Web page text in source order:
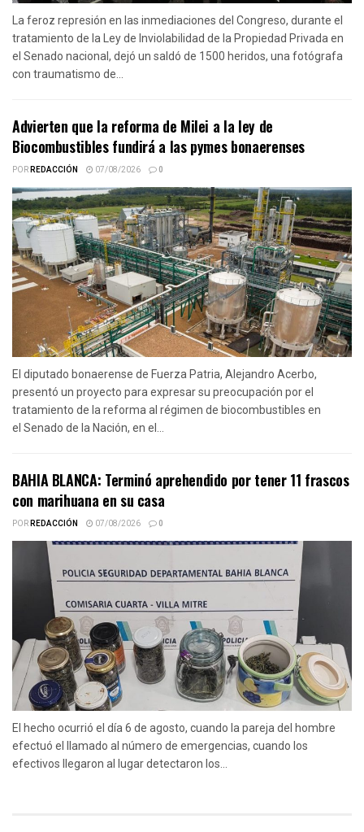
La feroz represión en las inmediaciones del Congreso, durante el
tratamiento de la Ley de Inviolabilidad de la Propiedad Privada en
el Senado nacional, dejó un saldó de 1500 heridos, una fotógrafa
con traumatismo de...
Advierten que la reforma de Milei a la ley de
Biocombustibles fundirá a las pymes bonaerenses
PORREDACCIÓN 07/08/2026 0
El diputado bonaerense de Fuerza Patria, Alejandro Acerbo,
presentó un proyecto para expresar su preocupación por el
tratamiento de la reforma al régimen de biocombustibles en
el Senado de la Nación, en el...
BAHIA BLANCA: Terminó aprehendido por tener 11 frascos
con marihuana en su casa
PORREDACCIÓN 07/08/2026 0
El hecho ocurrió el día 6 de agosto, cuando la pareja del hombre
efectuó el llamado al número de emergencias, cuando los
efectivos llegaron al lugar detectaron los...